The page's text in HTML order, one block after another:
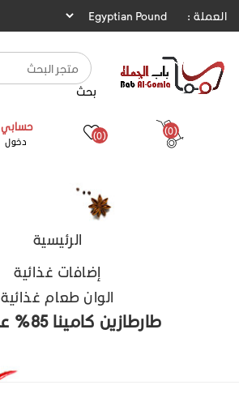
العملة :
بحث
حسابي
دخول (0) (0)
الرئيسية
إضافات غذائية
الوان طعام غذائية
طارطازين كامينا 85% علبة1ك